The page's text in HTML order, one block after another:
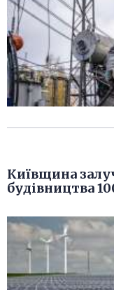
Київщина
будівництва